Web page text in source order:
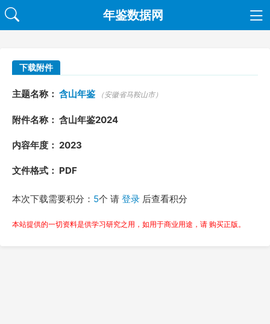
年鉴数据网
下载附件
主题名称： 含山年鉴 （安徽省马鞍山市）
附件名称： 含山年鉴2024
内容年度： 2023
文件格式： PDF
本次下载需要积分： 5个 请 登录 后查看积分
本站提供的一切资料是供学习研究之用，如用于商业用途，请 购买正版。